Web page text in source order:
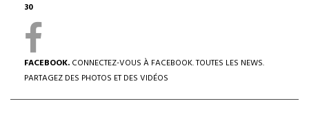
30
FACEBOOK. CONNECTEZ-VOUS À FACEBOOK. TOUTES LES NEWS.
PARTAGEZ DES PHOTOS ET DES VIDÉOS